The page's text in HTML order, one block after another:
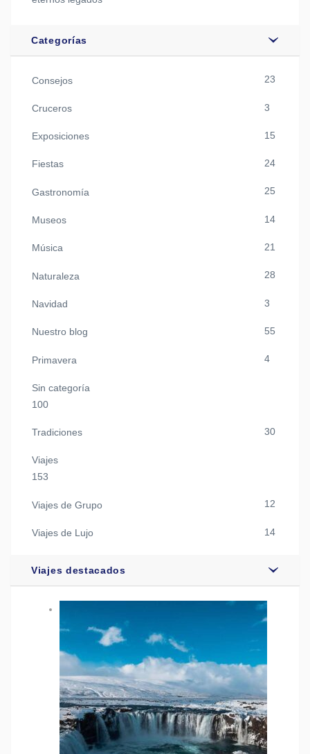
Categorías
Consejos 23
Cruceros 3
Exposiciones 15
Fiestas 24
Gastronomía 25
Museos 14
Música 21
Naturaleza 28
Navidad 3
Nuestro blog 55
Primavera 4
Sin categoría
100
Tradiciones 30
Viajes
153
Viajes de Grupo 12
Viajes de Lujo 14
Viajes destacados